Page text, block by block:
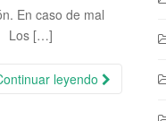
En caso de mal
Los […]
leyendo